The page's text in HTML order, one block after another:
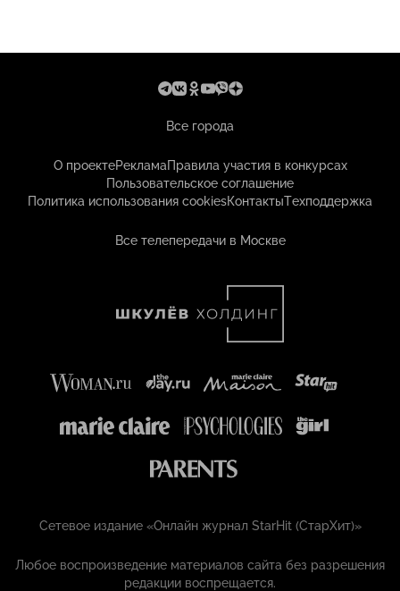
Все города
О проектеРекламаПравила участия в конкурсах
Пользовательское соглашение
Политика использования cookiesКонтактыТехподдержка
Все телепередачи в Москве
Сетевое издание «Онлайн журнал StarHit (СтарХит)»
Любое воспроизведение материалов сайта без разрешения
редакции воспрещается.